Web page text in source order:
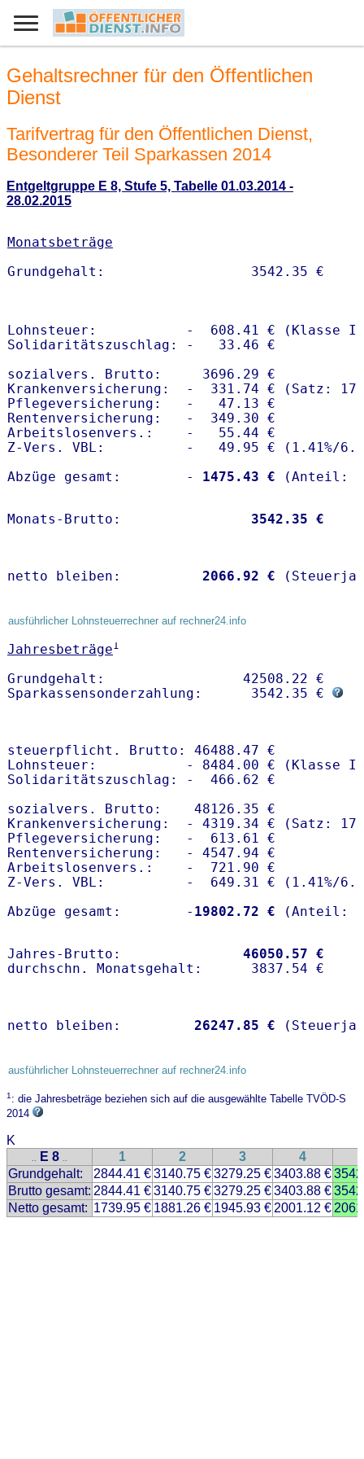
Gehaltsrechner für den Öffentlichen
Dienst
Tarifvertrag für den Öffentlichen Dienst,
Besonderer Teil Sparkassen 2014
Entgeltgruppe E 8, Stufe 5, Tabelle 01.03.2014 -
28.02.2015
Monatsbeträge
Lohnsteuer:           -  608.41 € (Klasse I)
Solidaritätszuschlag: -   33.46 €
sozialvers. Brutto:     3696.29 €
Krankenversicherung:  -  331.74 € (Satz:
Pflegeversicherung:   -   47.13 €
Rentenversicherung:   -  349.30 €
Arbeitslosenvers.:    -   55.44 €
Z-Vers. VBL:          -   49.95 € ( 1.41%/
Abzüge gesamt:        -
1475.43 €
Monats-Brutto: 3542.35 €
netto bleiben: 2066.92 €
ausführlicher Lohnsteuerrechner auf rechner24.info
Jahresbeträge1
Grundgehalt:                 42508.22 €
Sparkassensonderzahlung:      3542.35 €
steuerpflicht. Brutto: 46488.47 €
Lohnsteuer:           - 8484.00 € (Klasse I)
Solidaritätszuschlag: -  466.62 €
sozialvers. Brutto:    48126.35 €
Krankenversicherung:  - 4319.34 € (Satz:
Pflegeversicherung:   -  613.61 €
Rentenversicherung:   - 4547.94 €
Arbeitslosenvers.:    -  721.90 €
Z-Vers. VBL:          -  649.31 € ( 1.41%/
Abzüge gesamt:        - 19802.72 €
Jahres-Brutto: 46050.57 €
netto bleiben: 26247.85 €
ausführlicher Lohnsteuerrechner auf rechner24.info
1: die Jahresbeträge beziehen sich auf die ausgewählte Tabelle TVÖD-S
2014
K
.. E 8 .. 1 2 3 4
Grundgehalt:
2844.41 €3140.75 €3279.25 €3403.88 €
Brutto gesamt: 2844.41 €3140.75 €3279.25 €3403.88 €
Netto gesamt: 1739.95 € 1881.26 € 1945.93 € 2001.12 €